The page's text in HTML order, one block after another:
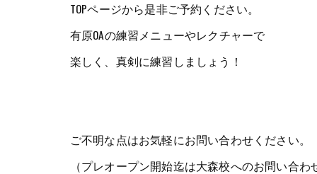
TOPページから是非ご予約ください。
有原OAの練習メニューやレクチャーで
楽しく、真剣に練習しましょう！
ご不明な点はお気軽にお問い合わせください。
（プレオープン開始迄は大森校へのお問い合わ